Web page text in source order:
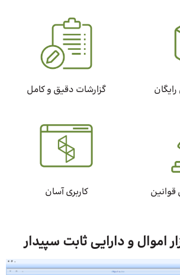
گزارشات دقیق و کامل
قوانین کاربری آسان
اموال و دارایی ثابت سپیدار